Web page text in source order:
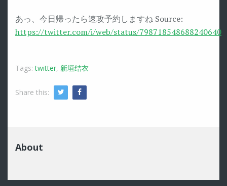
あっ、今日帰ったら速攻予約しますね Source:
https://twitter.com/i/web/status/798718548688240640
Tags:twitter, 新垣结衣
Share this: Twitter
About